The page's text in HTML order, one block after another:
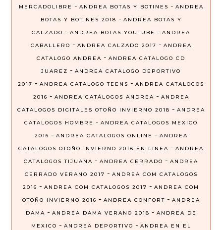
MERCADOLIBRE
- ANDREA BOTAS Y BOTINES - ANDREA
BOTAS Y BOTINES 2018 - ANDREA BOTAS Y
CALZADO - ANDREA BOTAS YOUTUBE - ANDREA
CABALLERO - ANDREA CALZADO 2017 - ANDREA
CATALOGO ANDREA - ANDREA CATALOGO CD
JUAREZ - ANDREA CATALOGO DEPORTIVO
2017 - ANDREA CATALOGO TEENS - ANDREA CATALOGOS
2016 - ANDREA CATÁLOGOS ANDREA - ANDREA
CATALOGOS DIGITALES OTOÑO INVIERNO 2018 - ANDREA
CATALOGOS HOMBRE
- ANDREA CATALOGOS MEXICO
2016 - ANDREA CATALOGOS ONLINE - ANDREA
CATALOGOS OTOÑO INVIERNO 2018 EN LINEA - ANDREA
CATALOGOS TIJUANA - ANDREA CERRADO - ANDREA
CERRADO VERANO 2017 - ANDREA COM CATALOGOS
2016 - ANDREA COM CATALOGOS 2017 - ANDREA COM
OTOÑO INVIERNO 2016 - ANDREA CONFORT - ANDREA
DAMA - ANDREA DAMA VERANO 2018 - ANDREA DE
MEXICO - ANDREA DEPORTIVO - ANDREA EN EL